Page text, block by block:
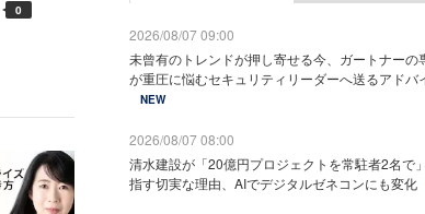
0
2026/08/07 09:00
未曾有のトレンドが押し寄せる今、ガートナーの
が重圧に悩むセキュリティリーダーへ送るアドバ
NEW
2026/08/07 08:00
清水建設が「20億円プロジェクトを常駐者2名で
指す切実な理由、AIでデジタルゼネコンにも変化